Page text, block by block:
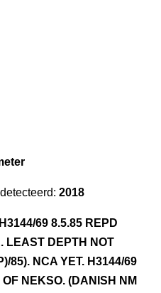
2018
H3144/69 8.5.85 REPD
LEAST DEPTH NOT
85). NCA YET. H3144/69
NEKSO. (DANISH NM